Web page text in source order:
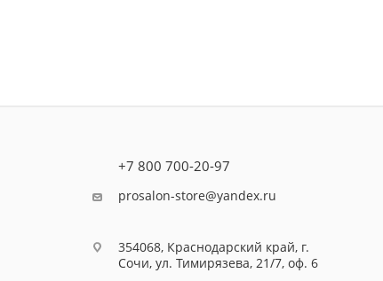
+7 800 700-20-97
prosalon-store@yandex.ru
354068, Краснодарский край, г.
Сочи, ул. Тимирязева, 21/7, оф. 6